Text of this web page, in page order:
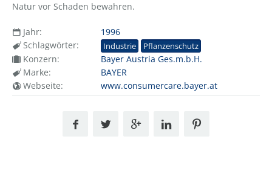
Natur vor Schaden bewahren.
Jahr:
1996
Schlagwörter:
Industrie Pflanzenschutz
Konzern:
Bayer Austria Ges.m.b.H.
Marke:
BAYER
Webseite:
www.consumercare.bayer.at